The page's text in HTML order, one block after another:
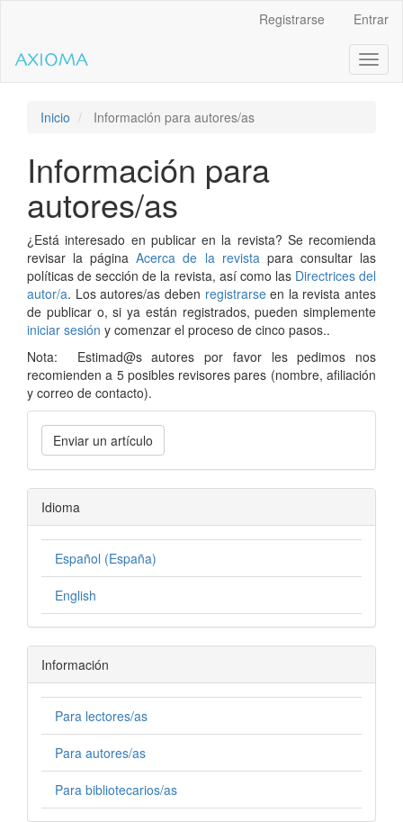
contenido
de
Contenido
principal
Barra
Registrarse Entrar
Inicio Información para autores/as
Información para
autores/as
¿Está interesado en publicar en la revista? Se recomienda
revisar la páginaAcerca de la revistapara consultar las
políticas de sección de la revista, así como las Directrices del
autor/a. Los autores/as deben registrarseen la revista antes
de publicar o, si ya están registrados, pueden simplemente
iniciar sesión y comenzar el proceso de cinco pasos..
Nota: Estimad@s autores por favor les pedimos nos
recomienden a 5 posibles revisores pares (nombre, afiliación
y correo de contacto).
Enviar un artículo
Idioma
Español (España)
English
Información
Para lectores/as
Para autores/as
Para bibliotecarios/as